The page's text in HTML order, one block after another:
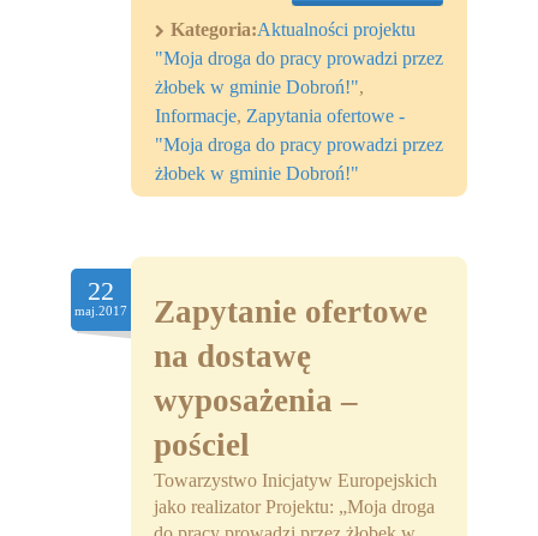
Kategoria:Aktualności projektu
"Moja droga do pracy prowadzi przez
żłobek w gminie Dobroń!",
Informacje, Zapytania ofertowe -
"Moja droga do pracy prowadzi przez
żłobek w gminie Dobroń!"
22
maj.2017
Zapytanie ofertowe
na dostawę
wyposażenia –
pościel
Towarzystwo Inicjatyw Europejskich
jako realizator Projektu: „Moja droga